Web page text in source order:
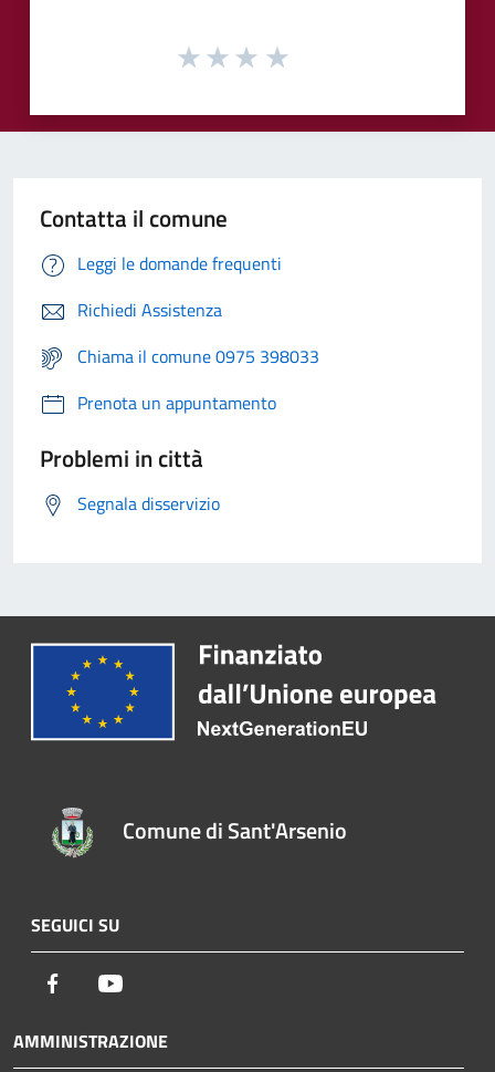
Contatta il comune
Leggi le domande frequenti
Richiedi Assistenza
Chiama il comune 0975 398033
Prenota un appuntamento
Problemi in città
Segnala disservizio
Comune di Sant'Arsenio
SEGUICI SU
Facebook
AMMINISTRAZIONE